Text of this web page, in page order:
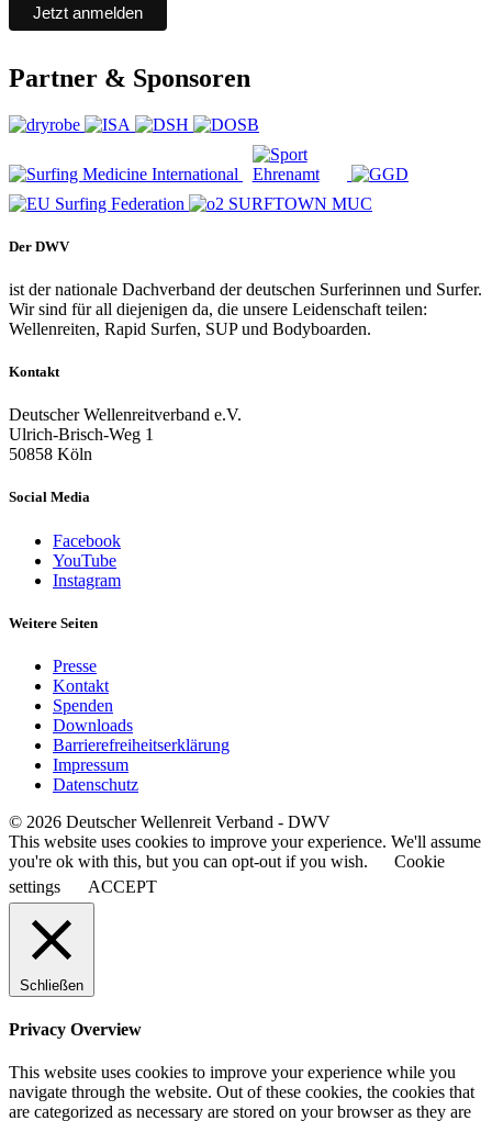
Partner & Sponsoren
Der DWV
ist der nationale Dachverband der deutschen Surferinnen und Surfer.
Wir sind für all diejenigen da, die unsere Leidenschaft teilen:
Wellenreiten, Rapid Surfen, SUP und Bodyboarden.
Kontakt
Deutscher Wellenreitverband e.V.
Ulrich-Brisch-Weg 1
50858 Köln
Social Media
Facebook
YouTube
Instagram
Weitere Seiten
Presse
Kontakt
Spenden
Downloads
Barrierefreiheitserklärung
Impressum
Datenschutz
© 2026 Deutscher Wellenreit Verband - DWV
This website uses cookies to improve your experience. We'll assume
you're ok with this, but you can opt-out if you wish.
Cookie
settings
ACCEPT
Schließen
Privacy Overview
This website uses cookies to improve your experience while you
navigate through the website. Out of these cookies, the cookies that
are categorized as necessary are stored on your browser as they are